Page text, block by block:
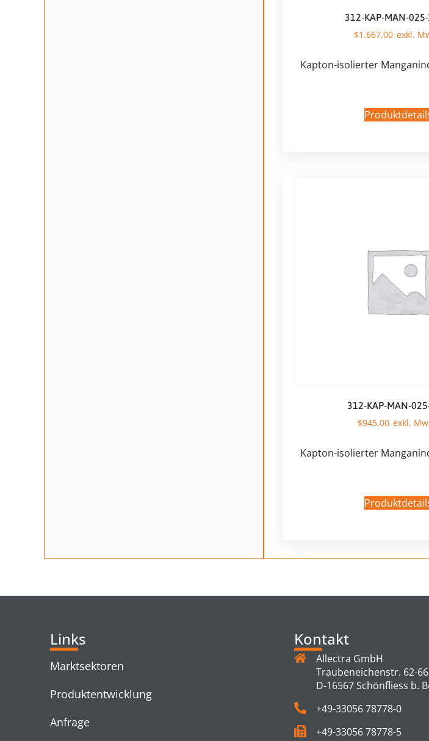
312-KAP-MAN-
$1.667,00
Kapton-isolierter
312-KAP-MAN-
$945,00
Kapton-isolierter
Links
Marktsektoren
Produktentwicklung
Anfrage
Kontakt
Allectra GmbH
Traubeneichenstr. 62-66
D-16567 Schönfliess b.
+49-33056 78778-0
+49-33056 78778-5